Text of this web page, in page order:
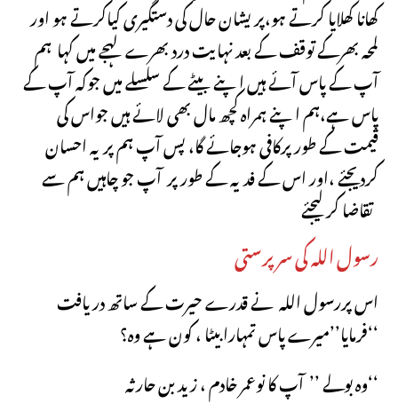
کھانا کھلایا کرتے ہو،پریشان حال کی دستگیری کیاکرتے ہو اور
لمحہ بھرکے توقف کے بعد نہایت درد بھرے لہجے میں کہا ہم
آپ کے پاس آئے ہیں اپنے بیٹے کے سلسلے میں جوکہ آپ کے
پاس ہے،ہم اپنے ہمراہ کچھ مال بھی لائے ہیں جواس کی
قیمت کے طور پرکافی ہوجائے گا، پس آپ ہم پریہ احسان
کردیجئے ،اور اس کے فدیہ کے طور پر آپ جو چاہیں ہم سے
تقاضا کر لیجئے
رسول اللہ کی سرپرستی
اس پررسول اللہ نے قدرے حیرت کے ساتھ دریافت
فرمایا’’میرے پاس تمہارابیٹا ، کون ہے وہ؟‘‘
وہ بولے ’’ آپ کا نوعمر خادم ، زید بن حارثہ‘‘